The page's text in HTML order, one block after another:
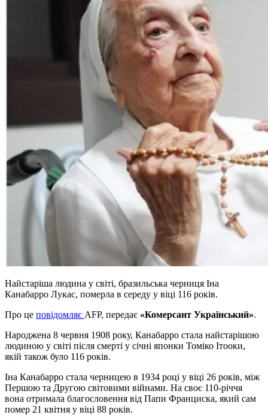
Найстаріша людина у світі, бразильська черниця Іна
Канабарро Лукас, померла в середу у віці 116 років.
Про це повідомляє AFP, передає «Комерсант Український».
Народжена 8 червня 1908 року, Канабарро стала найстарішою
людиною у світі після смерті у січні японки Томіко Ітооки,
якій також було 116 років.
Іна Канабарро стала черницею в 1934 році у віці 26 років, між
Першою та Другою світовими війнами. На своє 110-річчя
вона отримала благословення від Папи Франциска, який сам
помер 21 квітня у віці 88 років.